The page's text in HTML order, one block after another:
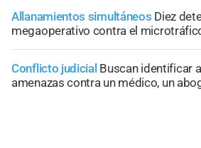
Allanamientos simultáneos Diez
megaoperativo contra el
Conflicto judicial Buscan identificar
amenazas contra un médico, un